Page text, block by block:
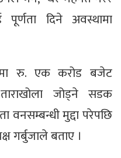
दिने अवस्थामा
रु. एक करोड बजेट
जोड्ने सडक
वनसम्बन्धी मुद्दा परेपछि
गर्बुजाले बताए ।